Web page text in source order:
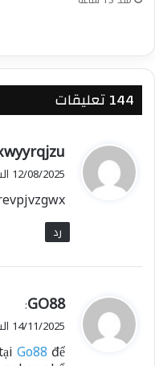
‫144 تعليقات
ي
ق
ل
12/08/2025 الساعة 16:23
رد
ي
ق
ل
GO88
:
14/11/2025 الساعة 11:44
Go88 để